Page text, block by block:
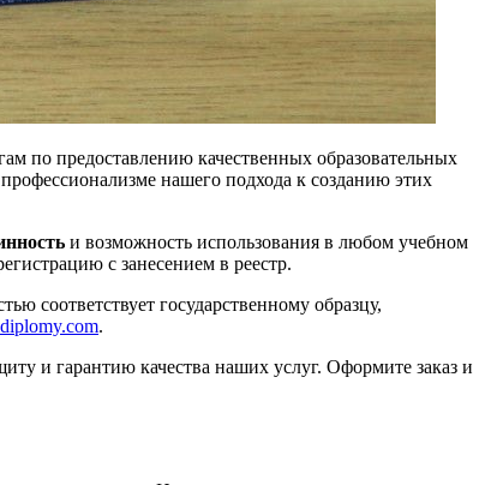
по предоставлению качественных образовательных
нашего подхода к созданию этих
и возможность использования в любом учебном
с занесением в реестр.
соответствует государственному образцу,
.
и гарантию качества наших услуг. Оформите заказ и